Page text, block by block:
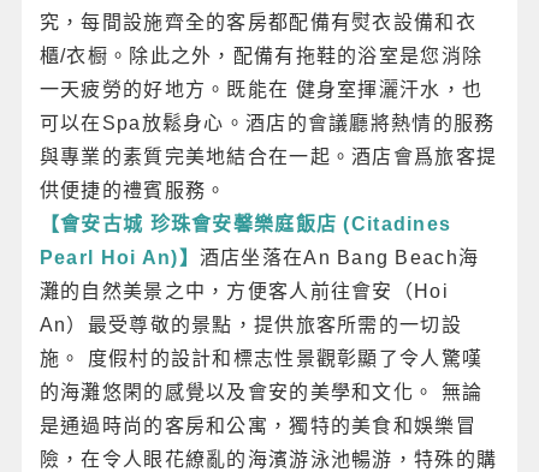
究，每間設施齊全的客房都配備有熨衣設備和衣
櫃/衣橱。除此之外，配備有拖鞋的浴室是您消除
一天疲勞的好地方。既能在 健身室揮灑汗水，也
可以在Spa放鬆身心。酒店的會議廳將熱情的服務
與專業的素質完美地結合在一起。酒店會爲旅客提
供便捷的禮賓服務。
【會安古城 珍珠會安馨樂庭飯店 (Citadines
Pearl Hoi An)】 酒店坐落在An Bang Beach海
灘的自然美景之中，方便客人前往會安（Hoi
An）最受尊敬的景點，提供旅客所需的一切設
施。 度假村的設計和標志性景觀彰顯了令人驚嘆
的海灘悠閑的感覺以及會安的美學和文化。 無論
是通過時尚的客房和公寓，獨特的美食和娛樂冒
險，在令人眼花繚亂的海濱游泳池暢游，特殊的購